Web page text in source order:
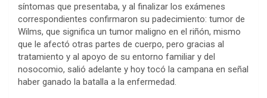
síntomas que presentaba, y al finalizar los exámenes
correspondientes confirmaron su padecimiento: tumor de
Wilms, que significa un tumor maligno en el riñón, mismo
que le afectó otras partes de cuerpo, pero gracias al
tratamiento y al apoyo de su entorno familiar y del
nosocomio, salió adelante y hoy tocó la campana en señal
haber ganado la batalla a la enfermedad.